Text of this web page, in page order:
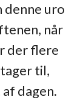
denne uro
når
der flere
til,
dagen.